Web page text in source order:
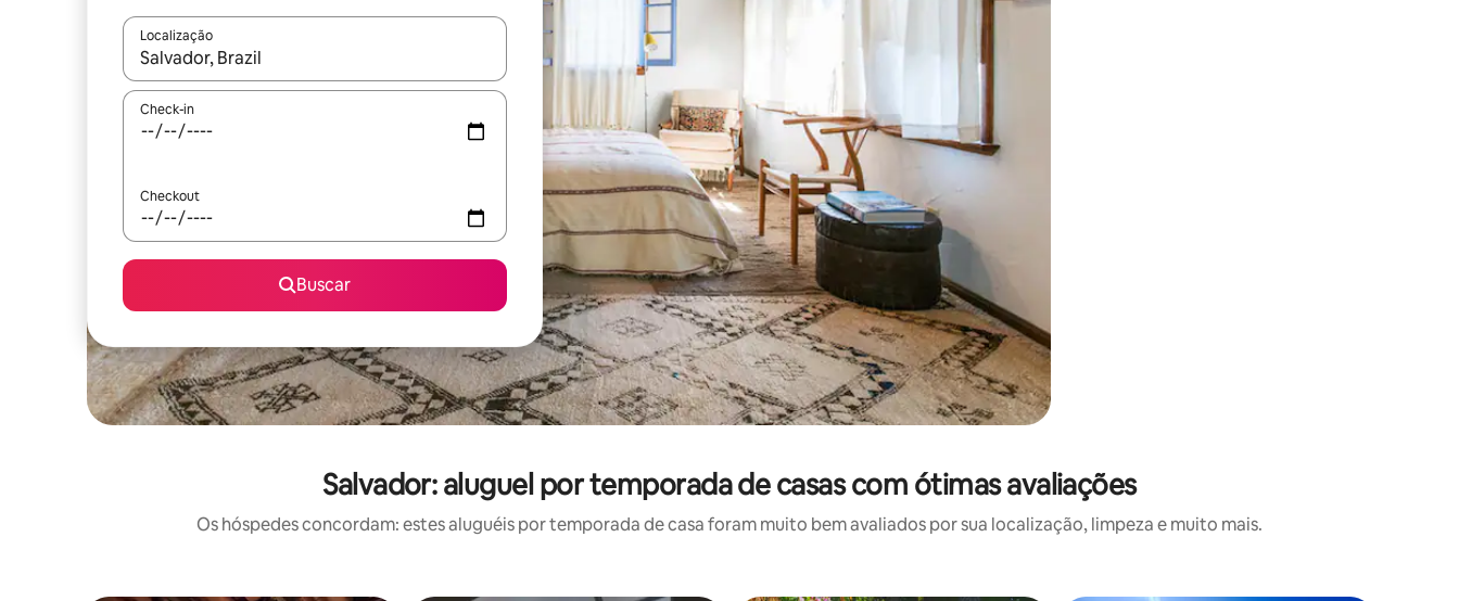
Localização
Quando os resultados estiverem disponíveis, explore-os usando as seta para cima e para baixo do teclado ou tocando e deslizando o dedo na tela.
Check-in
Checkout
Buscar
Salvador: aluguel por temporada de casas com ótimas avaliações
Os hóspedes concordam: estes aluguéis por temporada de casa foram muito bem avaliados por sua localização, limpeza e muito mais.